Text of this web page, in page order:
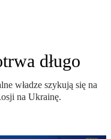
długo
władze szykują się na
na Ukrainę.